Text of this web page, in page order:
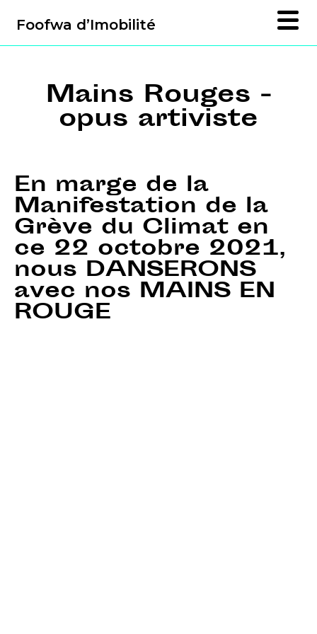
Foofwa d’Imobilité
Mains Rouges -
opus artiviste
En marge de la
Manifestation de la
Grève du Climat en
ce 22 octobre 2021,
nous DANSERONS
avec nos MAINS EN
ROUGE